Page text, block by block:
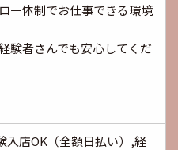
ー体制でお仕事できる環境
験者さんでも安心してくだ
入店OK（全額日払い）,経